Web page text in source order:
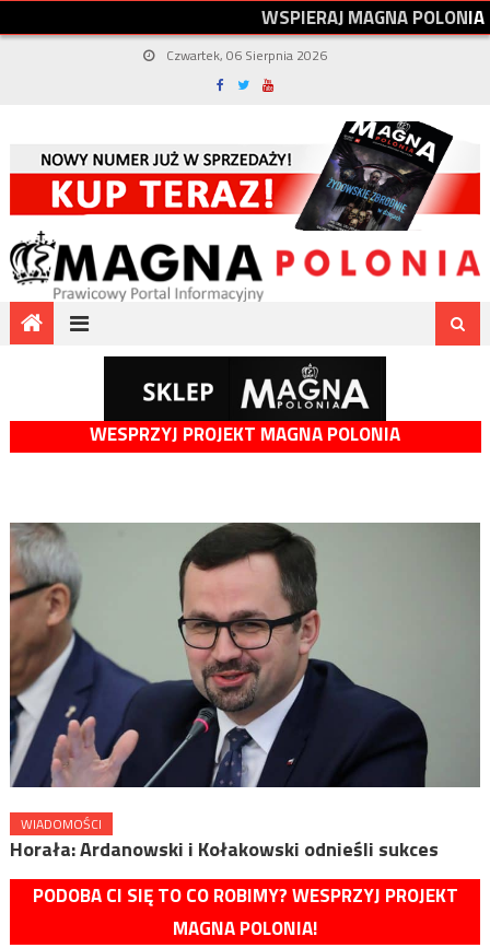
WSPIERAJMAGNAPOLONIA
Czwartek, 06 Sierpnia 2026
WESPRZYJ PROJEKT MAGNA POLONIA
WIADOMOŚCI
Horała: Ardanowski i Kołakowski odnieśli sukces
PODOBA CI SIĘ TO CO ROBIMY? WESPRZYJ PROJEKT
MAGNA POLONIA!